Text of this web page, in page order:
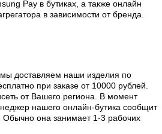
Pay в бутиках, а также онлайн
в зависимости от бренда.
доставляем наши изделия по
при заказе от 10000 рублей.
от Вашего региона. В момент
нашего онлайн-бутика сообщит
Обычно она занимает 1-3 рабочих